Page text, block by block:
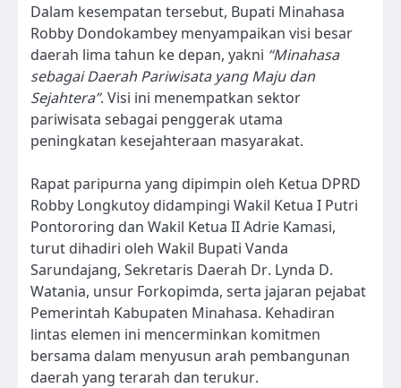
Dalam kesempatan tersebut, Bupati Minahasa
Robby Dondokambey menyampaikan visi besar
daerah lima tahun ke depan, yakni “Minahasa
sebagai Daerah Pariwisata yang Maju dan
Sejahtera”. Visi ini menempatkan sektor
pariwisata sebagai penggerak utama
peningkatan kesejahteraan masyarakat.
Rapat paripurna yang dipimpin oleh Ketua DPRD
Robby Longkutoy didampingi Wakil Ketua I Putri
Pontororing dan Wakil Ketua II Adrie Kamasi,
turut dihadiri oleh Wakil Bupati Vanda
Sarundajang, Sekretaris Daerah Dr. Lynda D.
Watania, unsur Forkopimda, serta jajaran pejabat
Pemerintah Kabupaten Minahasa. Kehadiran
lintas elemen ini mencerminkan komitmen
bersama dalam menyusun arah pembangunan
daerah yang terarah dan terukur.